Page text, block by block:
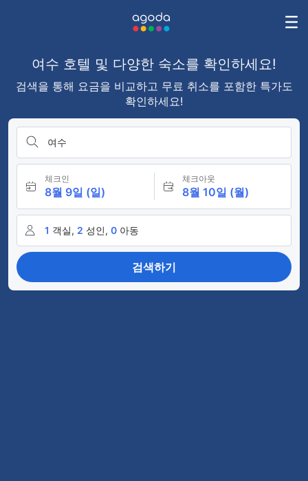
여수 호텔 및 다양한 숙소를 확인하세요!
검색을 통해 요금을 비교하고 무료 취소를 포함한 특가도
확인하세요!
여수
체크인
8월 9일 (일)
체크아웃
8월 10일 (월)
1 객실, 2 성인, 0 아동
검색하기